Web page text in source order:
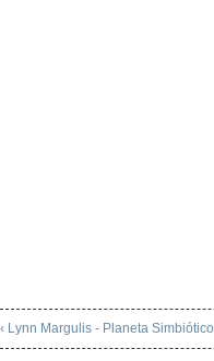
‹ Lynn Margulis - Planeta Simbiótico